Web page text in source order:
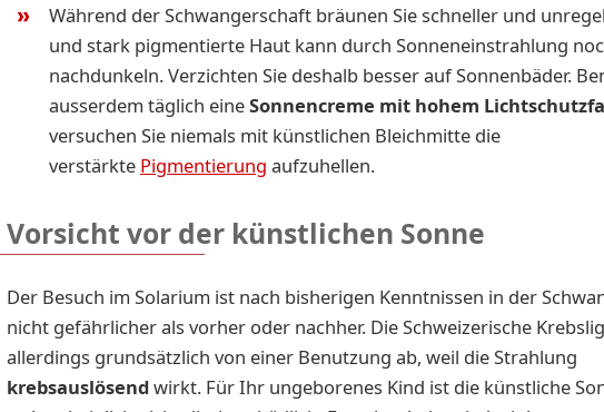
Während der Schwangerschaft bräunen Sie schneller und
und stark pigmentierte Haut kann durch Sonneneinstrahlung
nachdunkeln. Verzichten Sie deshalb besser auf Sonnenbäder.
ausserdem täglich eineSonnencreme mit hohem
versuchen Sie niemals mit künstlichen Bleichmitte die
verstärkte Pigmentierung aufzuhellen.
Vorsicht vor der künstlichen Sonne
Der Besuch im Solarium ist nach bisherigen Kenntnissen in der
nicht gefährlicher als vorher oder nachher. Die Schweizerische
allerdings grundsätzlich von einer Benutzung ab, weil die Strahlung
krebsauslösendwirkt. Für Ihr ungeborenes Kind ist die künstliche